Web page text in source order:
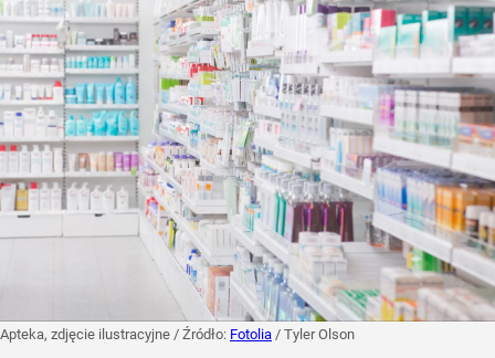
Apteka, zdjęcie ilustracyjne / Źródło: Fotolia / Tyler Olson